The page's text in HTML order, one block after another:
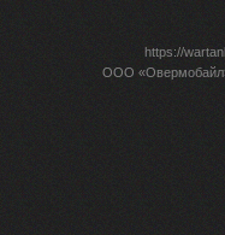
https://
ООО